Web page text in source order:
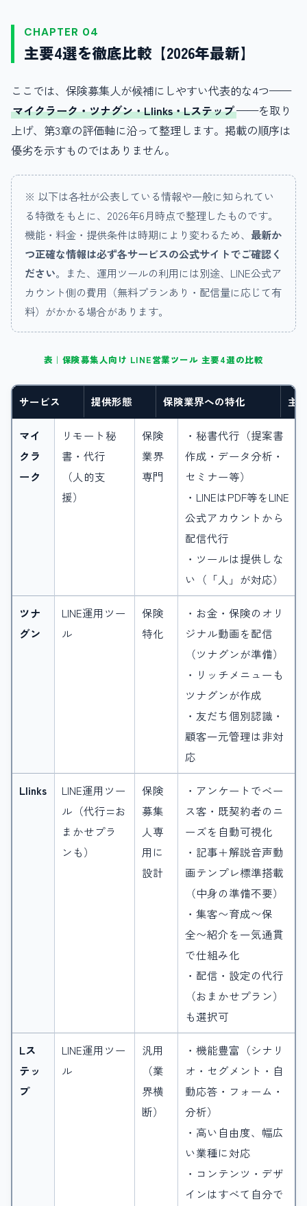
CHAPTER 04
主要4選を徹底比較【2026年最新】
ここでは、保険募集人が候補にしやすい代表的な4つ——
マイクラーク・ツナグン・Llinks・Lステップ——を取り
上げ、第3章の評価軸に沿って整理します。掲載の順序は
優劣を示すものではありません。
※ 以下は各社が公表している情報や一般に知られてい
る特徴をもとに、2026年6月時点で整理したものです。
機能・料金・提供条件は時期により変わるため、 最新か
つ正確な情報は必ず各サービスの公式サイトでご確認く
ださい。また、運用ツールの利用には別途、LINE公式ア
カウント側の費用（無料プランあり・配信量に応じて有
料）がかかる場合があります。
表｜保険募集人向け LINE営業ツール 主要4選の比較
サービス 提供形態 保険業界への特化 主
マイ
クラ
ーク
リモート秘
書・代行
（人的支
援）
保険
業界
専門
・秘書代行（提案書
作成・データ分析・
セミナー等）
・LINEはPDF等をLINE
公式アカウントから
配信代行
・ツールは提供しな
い（「人」が対応）
ツナ
グン
LINE運用ツー
ル
保険
特化
・お金・保険のオリ
ジナル動画を配信
（ツナグンが準備）
・リッチメニューも
ツナグンが作成
・友だち個別認識・
顧客一元管理は非対
応
Llinks
LINE運用ツー
ル（代行=お
まかせプラ
ンも）
保険
募集
人専
用に
設計
・アンケートでベー
ス客・既契約者のニ
ーズを自動可視化
・記事＋解説音声動
画テンプレ標準搭載
（中身の準備不要）
・集客〜育成〜保
全〜紹介を一気通貫
で仕組み化
・配信・設定の代行
（おまかせプラン）
も選択可
Lス
テッ
プ
LINE運用ツー
ル
汎用
（業
界横
断）
・機能豊富（シナリ
オ・セグメント・自
動応答・フォーム・
分析）
・高い自由度、幅広
い業種に対応
・コンテンツ・デザ
インはすべて自分で